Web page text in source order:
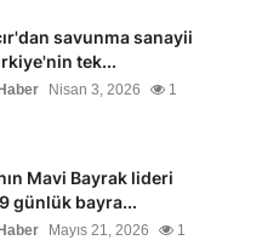
savunma sanayii
tek...
Nisan 3, 2026 1
Mavi Bayrak lideri
günlük bayra...
Mayıs 21, 2026 1